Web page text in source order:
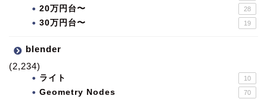
20万円台〜 28
30万円台〜 19
blender
(2,234)
ライト 10
Geometry Nodes 70